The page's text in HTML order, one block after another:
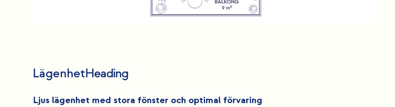
LägenhetHeading
Ljus lägenhet med stora fönster och optimal förvaring